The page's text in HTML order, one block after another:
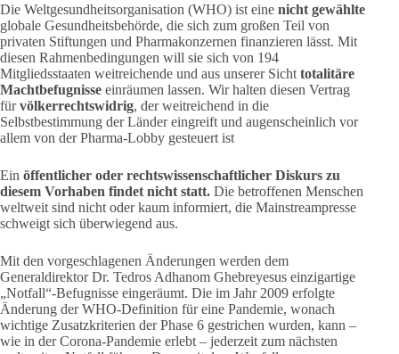
Die Weltgesundheitsorganisation (WHO) ist eine nicht gewählte
globale Gesundheitsbehörde, die sich zum großen Teil von
privaten Stiftungen und Pharmakonzernen finanzieren lässt. Mit
diesen Rahmenbedingungen will sie sich von 194
Mitgliedsstaaten weitreichende und aus unserer Sicht totalitäre
Machtbefugnisse einräumen lassen. Wir halten diesen Vertrag
fürvölkerrechtswidrig, der weitreichend in die
Selbstbestimmung der Länder eingreift und augenscheinlich vor
allem von der Pharma-Lobby gesteuert ist
Ein öffentlicher oder rechtswissenschaftlicher Diskurs zu
diesem Vorhaben findet nicht statt. Die betroffenen Menschen
weltweit sind nicht oder kaum informiert, die Mainstreampresse
schweigt sich überwiegend aus.
Mit den vorgeschlagenen Änderungen werden dem
Generaldirektor Dr. Tedros Adhanom Ghebreyesus einzigartige
„Notfall“-Befugnisse eingeräumt. Die im Jahr 2009 erfolgte
Änderung der WHO-Definition für eine Pandemie, wonach
wichtige Zusatzkriterien der Phase 6 gestrichen wurden, kann –
wie in der Corona-Pandemie erlebt – jederzeit zum nächsten